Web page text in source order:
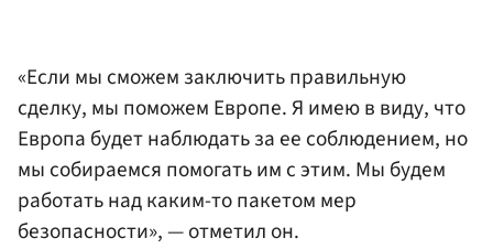
«Если мы сможем заключить правильную
сделку, мы поможем Европе. Я имею в виду, что
Европа будет наблюдать за ее соблюдением, но
мы собираемся помогать им с этим. Мы будем
работать над каким-то пакетом мер
безопасности», — отметил он.